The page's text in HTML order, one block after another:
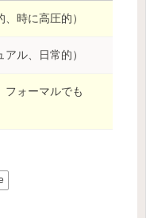
時に高圧的）
ル、日常的）
ォーマルでも